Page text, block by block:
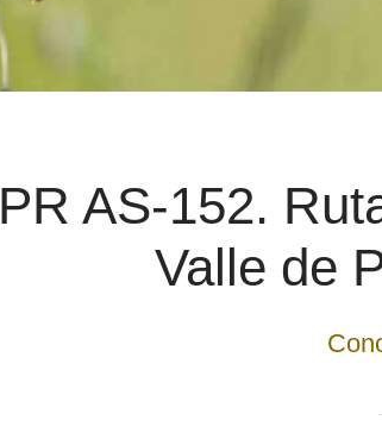
PR AS-152.
Valle de